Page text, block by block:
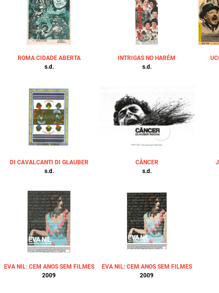
ROMA CIDADE ABERTA
s.d.
INTRIGAS NO HARÉM
s.d.
DI CAVALCANTI DI GLAUBER
s.d.
CÂNCER
s.d.
EVA NIL: CEM ANOS SEM FILMES
2009
EVA NIL: CEM ANOS SEM FILMES
2009